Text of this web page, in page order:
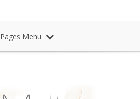
Pages Menu